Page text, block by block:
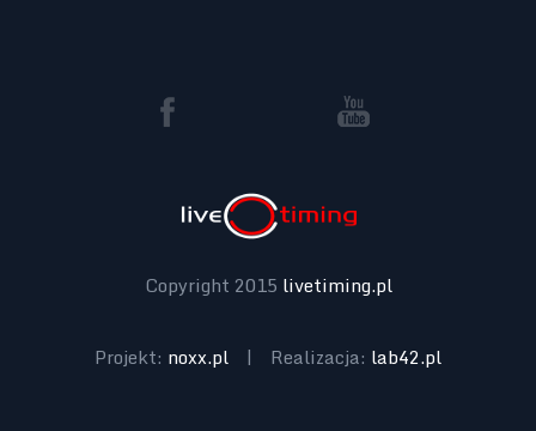
Copyright 2015 livetiming.pl
Projekt: noxx.pl | Realizacja: lab42.pl